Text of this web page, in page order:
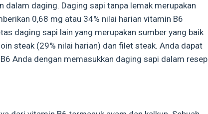
dalam daging. Daging sapi tanpa lemak merupakan
0,68 mg atau 34% nilai harian vitamin B6
daging sapi lain yang merupakan sumber yang baik
steak (29% nilai harian) dan filet steak. Anda dapat
Anda dengan memasukkan daging sapi dalam resep